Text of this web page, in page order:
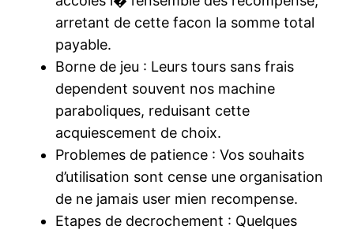
arretant de cette facon la somme total
payable.
Borne de jeu : Leurs tours sans frais
dependent souvent nos machine
paraboliques, reduisant cette
acquiescement de choix.
Problemes de patience : Vos souhaits
d’utilisation sont cense une organisation
de ne jamais user mien recompense.
Etapes de decrochement : Quelques